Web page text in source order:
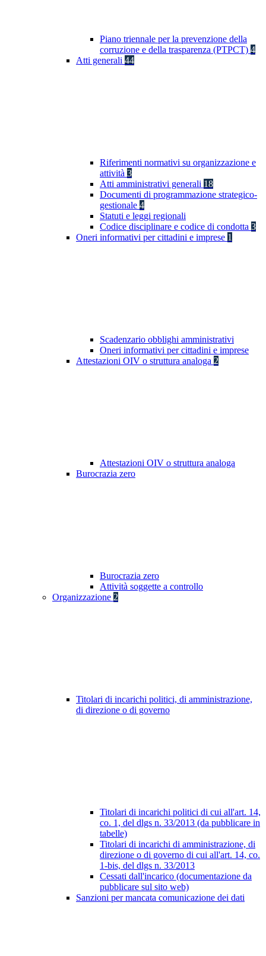
Piano triennale per la prevenzione della
corruzione e della trasparenza (PTPCT) 4
Atti generali 44
Riferimenti normativi su organizzazione e
attività 3
Atti amministrativi generali 18
Documenti di programmazione strategico-
gestionale 4
Statuti e leggi regionali
Codice disciplinare e codice di condotta 3
Oneri informativi per cittadini e imprese 1
Scadenzario obblighi amministrativi
Oneri informativi per cittadini e imprese
Attestazioni OIV o struttura analoga 2
Attestazioni OIV o struttura analoga
Burocrazia zero
Burocrazia zero
Attività soggette a controllo
Organizzazione 2
Titolari di incarichi politici, di amministrazione,
di direzione o di governo
Titolari di incarichi politici di cui all'art. 14,
co. 1, del dlgs n. 33/2013 (da pubblicare in
tabelle)
Titolari di incarichi di amministrazione, di
direzione o di governo di cui all'art. 14, co.
1-bis, del dlgs n. 33/2013
Cessati dall'incarico (documentazione da
pubblicare sul sito web)
Sanzioni per mancata comunicazione dei dati